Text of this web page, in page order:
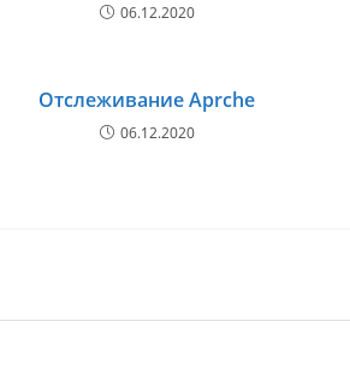
06.12.2020
Отслеживание Aprche
06.12.2020